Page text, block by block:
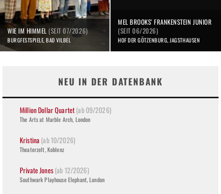
WIE IM HIMMEL (SEIT 07/2026)
BURGFESTSPIELE, BAD VILBEL
MEL BROOKS' FRANKENSTEIN JUNIOR
(SEIT 06/2026)
HOF DER GÖTZENBURG, JAGSTHAUSEN
NEU IN DER DATENBANK
Million Dollar Quartet(ab 09/2026)
The Arts at Marble Arch, London
Kristina (ab 10/2026)
Theaterzelt, Koblenz
Private Jones(ab 12/2026)
Southwark Playhouse Elephant, London